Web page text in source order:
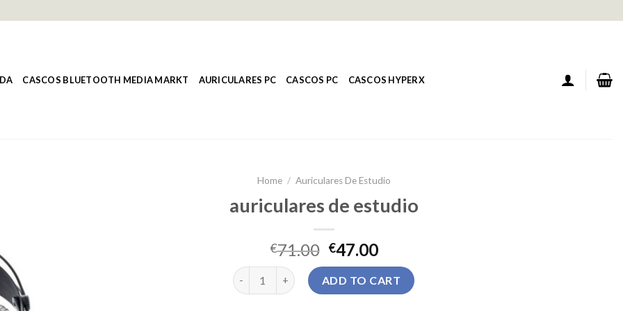
CASCOS BLUETOOTH MEDIA MARKT AURICULARES PC CASCOS PC CASCOS HYPERX
Home / Auriculares De Estudio
auriculares de estudio
€71.00 €47.00
auriculares de estudio quantity
ADD TO CART